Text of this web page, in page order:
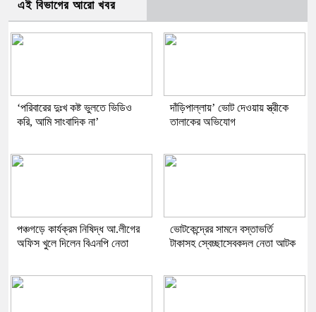
এই বিভাগের আরো খবর
‘পরিবারের দুঃখ কষ্ট ভুলতে ভিডিও
করি, আমি সাংবাদিক না’
দাঁড়িপাল্লায়’ ভোট দেওয়ায় স্ত্রীকে
তালাকের অভিযোগ
পঞ্চগড়ে কার্যক্রম নিষিদ্ধ আ.লীগের
অফিস খুলে দিলেন বিএনপি নেতা
ভোটকেন্দ্রের সামনে বস্তাভর্তি
টাকাসহ স্বেচ্ছাসেবকদল নেতা আটক